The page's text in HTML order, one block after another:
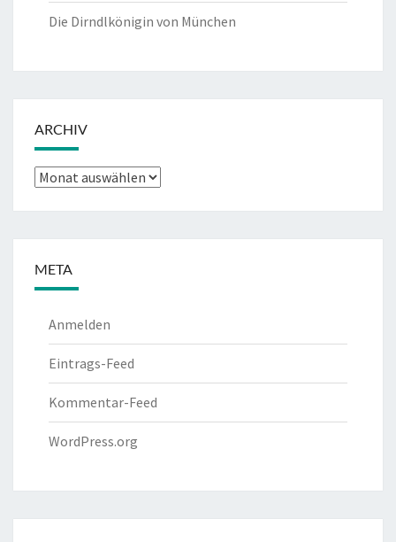
Die Dirndlkönigin von München
ARCHIV
Archiv
META
Anmelden
Eintrags-Feed
Kommentar-Feed
WordPress.org